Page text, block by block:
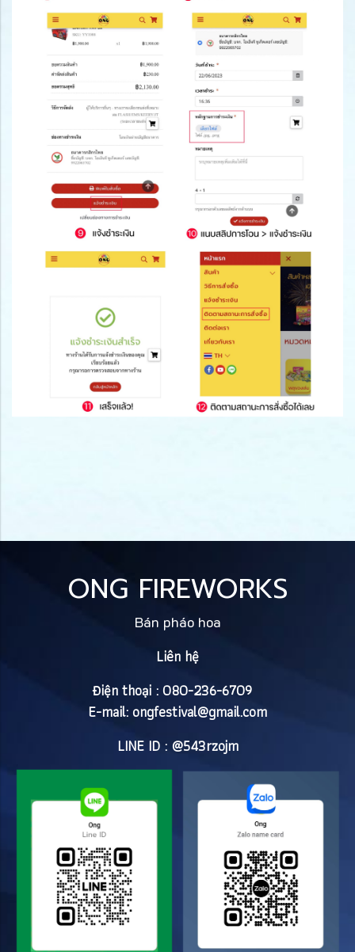
ONG FIREWORKS
Bán pháo hoa
Liên hệ
Điện thoại : 080-236-6709
E-mail: ongfestival@gmail.com
LINE ID : @543rzojm